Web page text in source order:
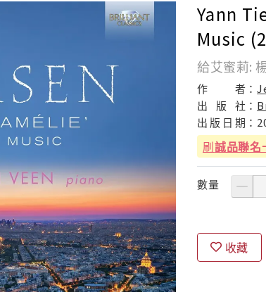
Yann
Music
給艾蜜莉:
作 者：
出
版 社：
出 版 日 期：
刷誠品聯名
數量
收藏